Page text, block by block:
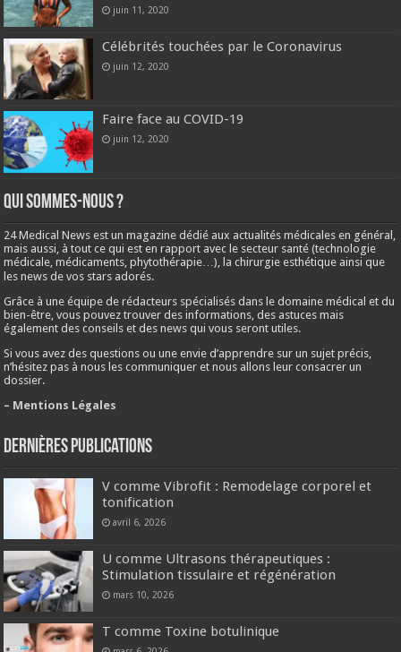
juin 11, 2020
Célébrités touchées par le Coronavirus
juin 12, 2020
Faire face au COVID-19
juin 12, 2020
Qui sommes-nous ?
24 Medical News est un magazine dédié aux actualités médicales en général,
mais aussi, à tout ce qui est en rapport avec le secteur santé (technologie
médicale, médicaments, phytothérapie…), la chirurgie esthétique ainsi que
les news de vos stars adorés.
Grâce à une équipe de rédacteurs spécialisés dans le domaine médical et du
bien-être, vous pouvez trouver des informations, des astuces mais
également des conseils et des news qui vous seront utiles.
Si vous avez des questions ou une envie d’apprendre sur un sujet précis,
n’hésitez pas à nous les communiquer et nous allons leur consacrer un
dossier.
– Mentions Légales
Dernières publications
V comme Vibrofit : Remodelage corporel et
tonification
avril 6, 2026
U comme Ultrasons thérapeutiques :
Stimulation tissulaire et régénération
mars 10, 2026
T comme Toxine botulinique